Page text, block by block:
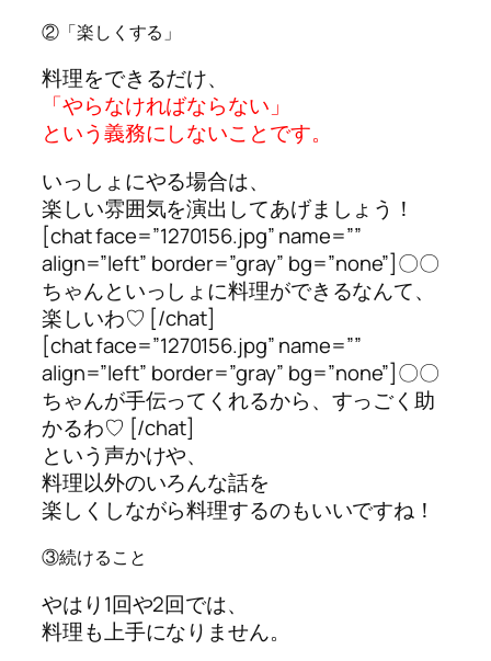
②「楽しくする」
料理をできるだけ、
「やらなければならない」
という義務にしないことです。
いっしょにやる場合は、
楽しい雰囲気を演出してあげましょう！
[chat face=”1270156.jpg” name=””
align=”left” border=”gray” bg=”none”]〇〇
ちゃんといっしょに料理ができるなんて、
楽しいわ♡ [/chat]
[chat face=”1270156.jpg” name=””
align=”left” border=”gray” bg=”none”]〇〇
ちゃんが手伝ってくれるから、すっごく助
かるわ♡ [/chat]
という声かけや、
料理以外のいろんな話を
楽しくしながら料理するのもいいですね！
③続けること
やはり1回や2回では、
料理も上手になりません。